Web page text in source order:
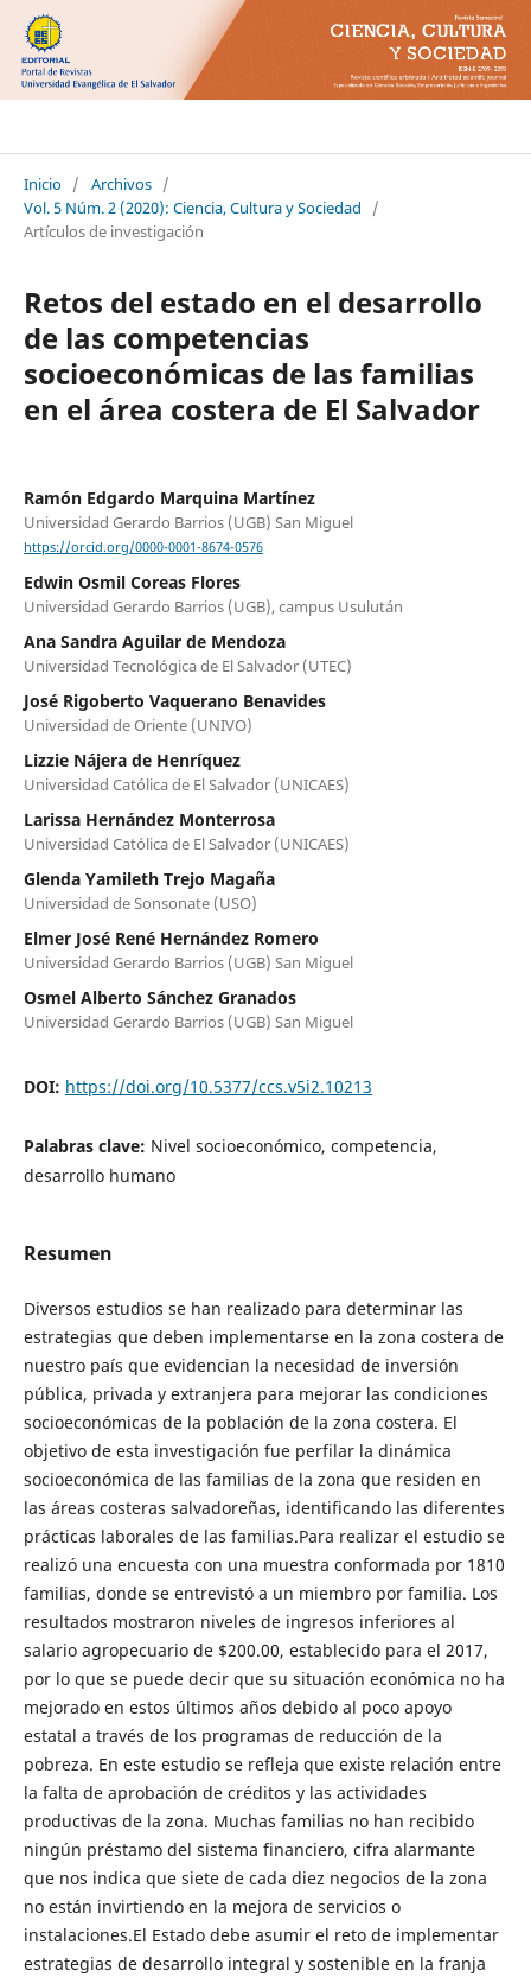
Inicio / Archivos /
Vol. 5 Núm. 2 (2020): Ciencia, Cultura y Sociedad
/
Artículos de investigación
Retos del estado en el desarrollo
de las competencias
socioeconómicas de las familias
en el área costera de El Salvador
Ramón Edgardo Marquina Martínez
Universidad Gerardo Barrios (UGB) San Miguel
https://orcid.org/0000-0001-8674-0576
Edwin Osmil Coreas Flores
Universidad Gerardo Barrios (UGB), campus Usulután
Ana Sandra Aguilar de Mendoza
Universidad Tecnológica de El Salvador (UTEC)
José Rigoberto Vaquerano Benavides
Universidad de Oriente (UNIVO)
Lizzie Nájera de Henríquez
Universidad Católica de El Salvador (UNICAES)
Larissa Hernández Monterrosa
Universidad Católica de El Salvador (UNICAES)
Glenda Yamileth Trejo Magaña
Universidad de Sonsonate (USO)
Elmer José René Hernández Romero
Universidad Gerardo Barrios (UGB) San Miguel
Osmel Alberto Sánchez Granados
Universidad Gerardo Barrios (UGB) San Miguel
DOI: https://doi.org/10.5377/ccs.v5i2.10213
Palabras clave: Nivel socioeconómico, competencia,
desarrollo humano
Resumen
Diversos estudios se han realizado para determinar las
estrategias que deben implementarse en la zona costera de
nuestro país que evidencian la necesidad de inversión
pública, privada y extranjera para mejorar las condiciones
socioeconómicas de la población de la zona costera. El
objetivo de esta investigación fue perfilar la dinámica
socioeconómica de las familias de la zona que residen en
las áreas costeras salvadoreñas, identificando las diferentes
prácticas laborales de las familias.Para realizar el estudio se
realizó una encuesta con una muestra conformada por 1810
familias, donde se entrevistó a un miembro por familia. Los
resultados mostraron niveles de ingresos inferiores al
salario agropecuario de $200.00, establecido para el 2017,
por lo que se puede decir que su situación económica no ha
mejorado en estos últimos años debido al poco apoyo
estatal a través de los programas de reducción de la
pobreza. En este estudio se refleja que existe relación entre
la falta de aprobación de créditos y las actividades
productivas de la zona. Muchas familias no han recibido
ningún préstamo del sistema financiero, cifra alarmante
que nos indica que siete de cada diez negocios de la zona
no están invirtiendo en la mejora de servicios o
instalaciones.El Estado debe asumir el reto de implementar
estrategias de desarrollo integral y sostenible en la franja